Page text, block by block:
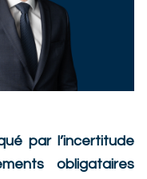
par l’incertitude
obligataires